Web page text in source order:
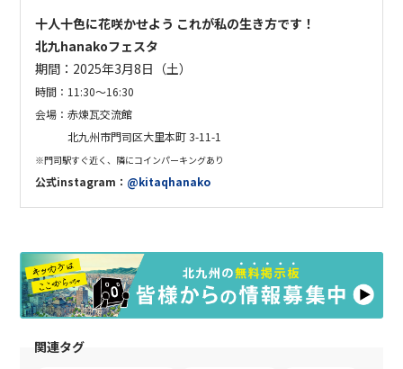
十人十色に花咲かせよう これが私の生き方です！
北九hanakoフェスタ
期間：2025年3月8日（土）
時間： 11:30〜16:30
会場：赤煉瓦交流館
北九州市門司区大里本町 3-11-1
※門司駅すぐ近く、隣にコインパーキングあり
公式instagram ： @kitaqhanako
関連タグ